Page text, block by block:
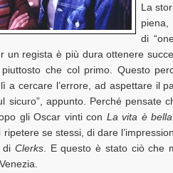
La
piena,
di
un regista è più dura ottenere
che col primo. Questo
a cercare l’errore, ad aspettare il
sicuro”, appunto. Perché pensate
gli Oscar vinti con La vita è bella
se stessi, di dare
di Clerks. E questo è stato ciò che